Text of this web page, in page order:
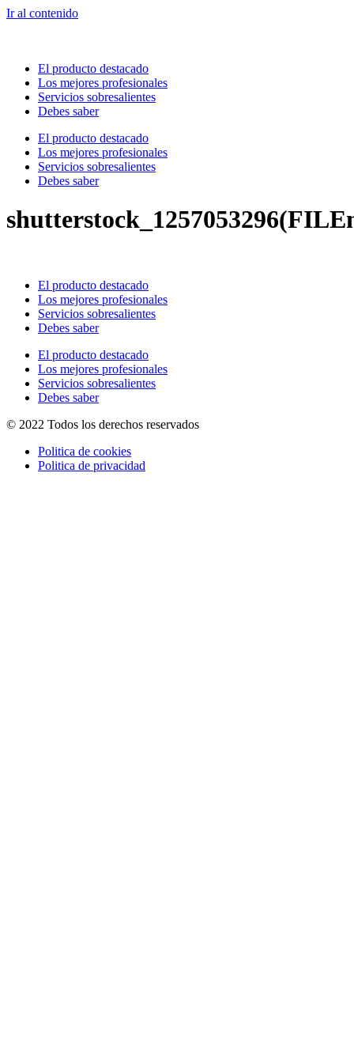
Ir al contenido
El producto destacado
Los mejores profesionales
Servicios sobresalientes
Debes saber
El producto destacado
Los mejores profesionales
Servicios sobresalientes
Debes saber
El producto destacado
Los mejores profesionales
Servicios sobresalientes
Debes saber
El producto destacado
Los mejores profesionales
Servicios sobresalientes
Debes saber
© 2022 Todos los derechos reservados
Politica de cookies
Politica de privacidad